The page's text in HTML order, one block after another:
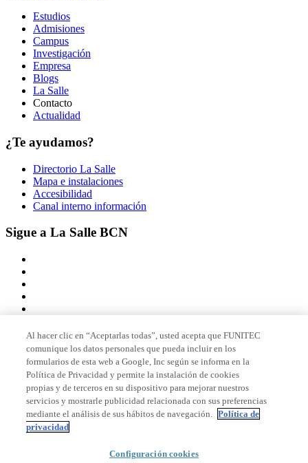
Estudios
Admisiones
Campus
Investigación
Empresa
Blogs
La Salle
Contacto
Actualidad
¿Te ayudamos?
Directorio La Salle
Mapa e instalaciones
Accesibilidad
Canal interno información
Sigue a La Salle BCN
Miembro de
Acreditaciones
© 2026 La Salle Campus Barcelona - URL |
Al hacer clic en “Aceptarlas todas”, usted acepta que FUNITEC
comunique los datos personales que pueda incluir en los
formularios de esta web a Google, Inc según se informa en la
Política de Privacidad y permite la instalación de cookies
propias y de terceros en su dispositivo para mejorar nuestros
servicios y mostrarle publicidad relacionada con sus preferencias
mediante el análisis de sus hábitos de navegación. Política de
privacidad
Configuración cookies